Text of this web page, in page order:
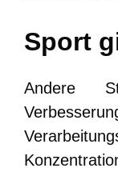
Sport
Andere